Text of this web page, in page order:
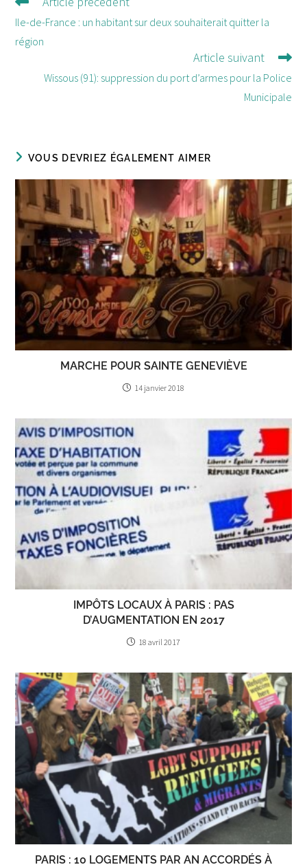
Lire
d'autres
articles
Ile-de-France : un habitant sur deux souhaiterait quitter la
région
Article suivant
Wissous (91): suppression du port d’armes pour la Police
Municipale
VOUS DEVRIEZ ÉGALEMENT AIMER
MARCHE POUR SAINTE GENEVIÈVE
14 janvier 2018
IMPÔTS LOCAUX À PARIS : PAS
D’AUGMENTATION EN 2017
18 avril 2017
PARIS : 10 LOGEMENTS PAR AN ACCORDÉS À